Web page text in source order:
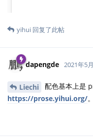
yihui 回复了此帖
dapengde 2021年5
Liechi
配色基本上是
https://prose.yihui.org/